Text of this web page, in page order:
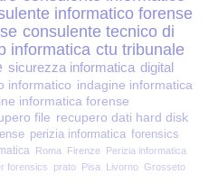
e VOIP
informatico forense
consulente tecnico di
informatica ctu tribunale
sicurezza informatica digital
informatico indagine informatica
informatica forense
file recupero dati hard disk
perizia informatica forensics
Roma Firenze Perizia informatica
forensics prato Pisa Livorno Grosseto